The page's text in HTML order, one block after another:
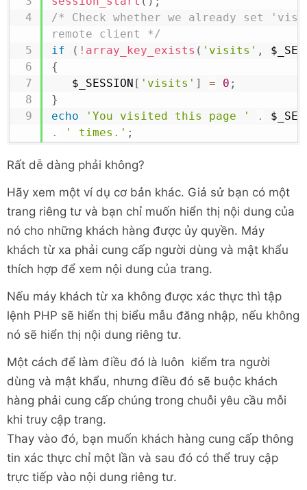
/* Check whether we already set
remote client */
if
( ! array_key_exists ( 'visits' ,
{
$_SESSION [ 'visits' ] = 0 ;
}
echo
'You visited this page ' .
.
' times.' ;
Rất dễ dàng phải không?
Hãy xem một ví dụ cơ bản khác. Giả sử bạn có một
trang riêng tư và bạn chỉ muốn hiển thị nội dung của
nó cho những khách hàng được ủy quyền. Máy
khách từ xa phải cung cấp người dùng và mật khẩu
thích hợp để xem nội dung của trang.
Nếu máy khách từ xa không được xác thực thì tập
lệnh PHP sẽ hiển thị biểu mẫu đăng nhập, nếu không
nó sẽ hiển thị nội dung riêng tư.
Một cách để làm điều đó là luôn kiểm tra người
dùng và mật khẩu, nhưng điều đó sẽ buộc khách
hàng phải cung cấp chúng trong chuỗi yêu cầu mỗi
khi truy cập trang.
Thay vào đó, bạn muốn khách hàng cung cấp thông
tin xác thực chỉ một lần và sau đó có thể truy cập
trực tiếp vào nội dung riêng tư.